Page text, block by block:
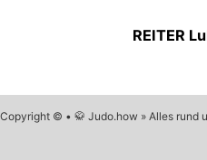
REITER
Copyright © • 🥋 Judo.how » Alles rund